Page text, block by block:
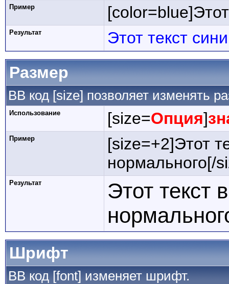
Пример
Результат
Этот текст
Размер
BB код [size] позволяет изменять
Использование [size=Опция]
Пример
[size=+2]Этот
нормального[/
Результат
Этот текст
Шрифт
BB код [font] изменяет шрифт.